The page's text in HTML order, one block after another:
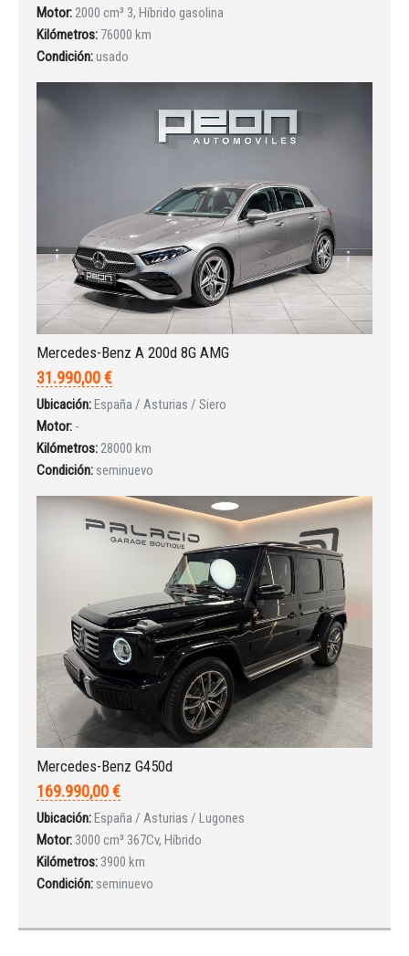
INICIAR SESIÓN
Motor:2000 cm³ 3, Híbrido gasolina
Kilómetros: 76000 km
Condición:usado
Mercedes-Benz A 200d 8G AMG
31.990,00 €
Ubicación:España / Asturias / Siero
Motor: -
Kilómetros:28000 km
Condición: seminuevo
Mercedes-Benz G450d
169.990,00 €
Ubicación:España / Asturias / Lugones
Motor: 3000 cm³ 367Cv, Híbrido
Kilómetros: 3900 km
Condición: seminuevo